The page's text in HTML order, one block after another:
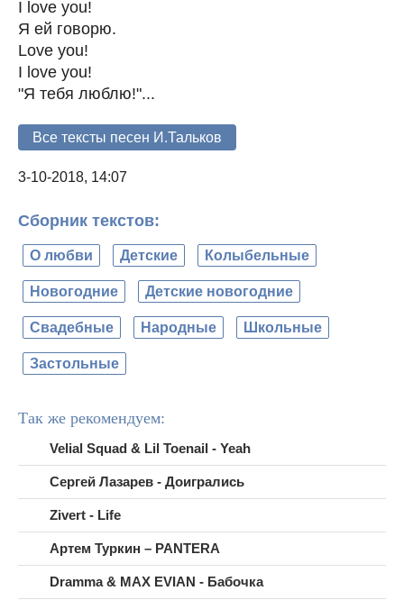
I love you!
Я ей говорю.
Love you!
I love you!
"Я тебя люблю!"...
Все тексты песен И.Тальков
3-10-2018, 14:07
Сборник текстов:
О любви Детские Колыбельные
Новогодние Детские новогодние
Свадебные Народные Школьные
Застольные
Так же рекомендуем:
Velial Squad & Lil Toenail - Yeah
Сергей Лазарев - Доигрались
Zivert - Life
Артем Туркин – PANTERA
Dramma & MAX EVIAN - Бабочка